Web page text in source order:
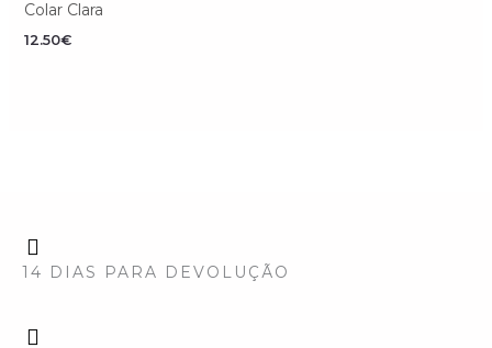
Colar Clara
12.50€
14 DIAS PARA DEVOLUÇÃO